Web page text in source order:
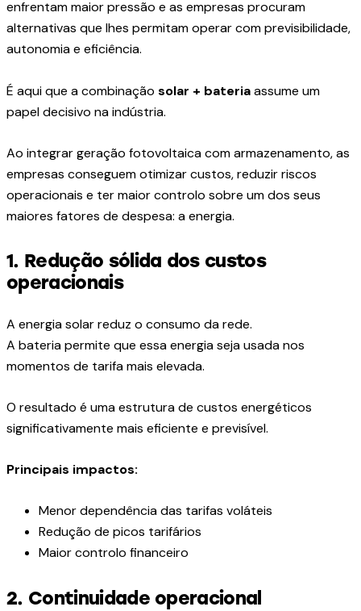
enfrentam maior pressão e as empresas procuram
alternativas que lhes permitam operar com previsibilidade,
autonomia e eficiência.
É aqui que a combinação solar + bateriaassume um
papel decisivo na indústria.
Ao integrar geração fotovoltaica com armazenamento, as
empresas conseguem otimizar custos, reduzir riscos
operacionais e ter maior controlo sobre um dos seus
maiores fatores de despesa: a energia.
1. Redução sólida dos custos
operacionais
A energia solar reduz o consumo da rede.
A bateria permite que essa energia seja usada nos
momentos de tarifa mais elevada.
O resultado é uma estrutura de custos energéticos
significativamente mais eficiente e previsível.
Principais impactos:
Menor dependência das tarifas voláteis
Redução de picos tarifários
Maior controlo financeiro
2. Continuidade operacional